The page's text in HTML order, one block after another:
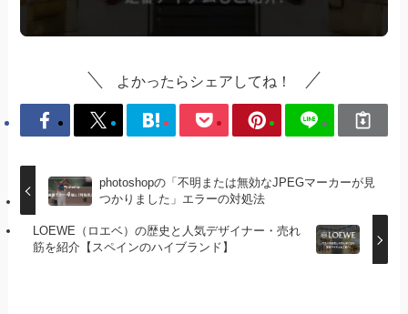
よかったらシェアしてね！
photoshopの「不明または無効なJPEGマーカーが見
つかりました」エラーの対処法
LOEWE（ロエベ）の歴史と人気デザイナー・売れ
筋を紹介【スペインのハイブランド】